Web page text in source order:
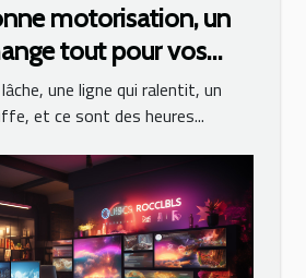
motorisation, un
tout pour vos
une ligne qui ralentit, un
et ce sont des heures...